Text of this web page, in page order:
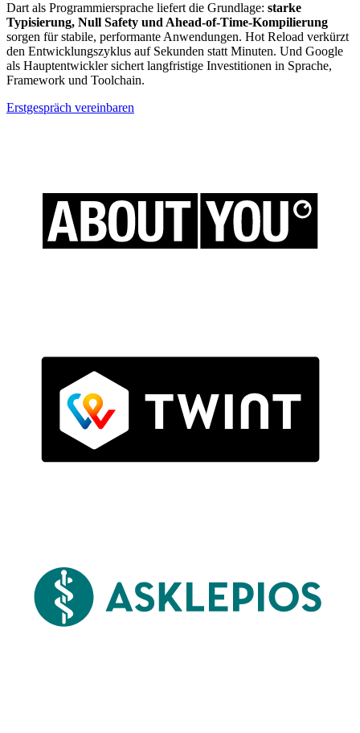
Dart als Programmiersprache liefert die Grundlage: starke
Typisierung, Null Safety und Ahead-of-Time-Kompilierung
sorgen für stabile, performante Anwendungen. Hot Reload verkürzt
den Entwicklungszyklus auf Sekunden statt Minuten. Und Google
als Hauptentwickler sichert langfristige Investitionen in Sprache,
Framework und Toolchain.
Erstgespräch vereinbaren